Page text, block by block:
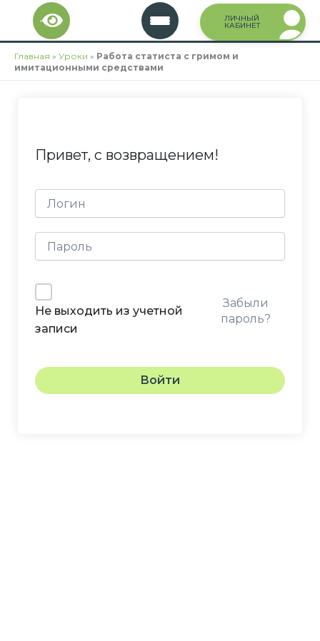
Перейти
содержимому
ЛИЧНЫЙ
КАБИНЕТ
Главная » Уроки » Работа статиста с гримом и
имитационными средствами
Привет, с возвращением!
Не выходить из учетной
записи
Забыли
пароль?
Войти